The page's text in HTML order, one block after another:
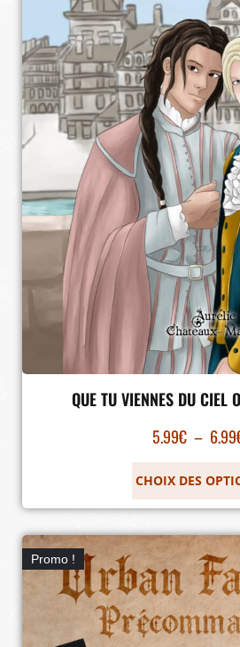
QUE TU VIENNES DU CIEL
5.99€ – 6.99
CHOIX DES
Promo !